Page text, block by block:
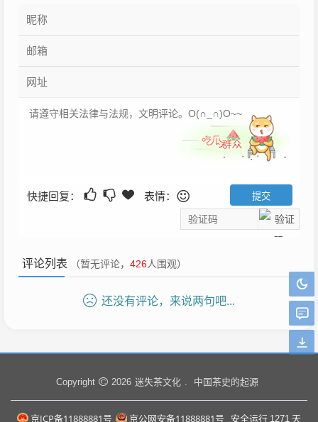
快捷回复： 表情：
评论列表 （暂无评论， 426人围观）
还没有评论，来说两句吧...
Copyright 2026 迷失茶文化 中国茶史的起源
京ICP备11888881号 京公网安备11888881号 安全运行 1271 天